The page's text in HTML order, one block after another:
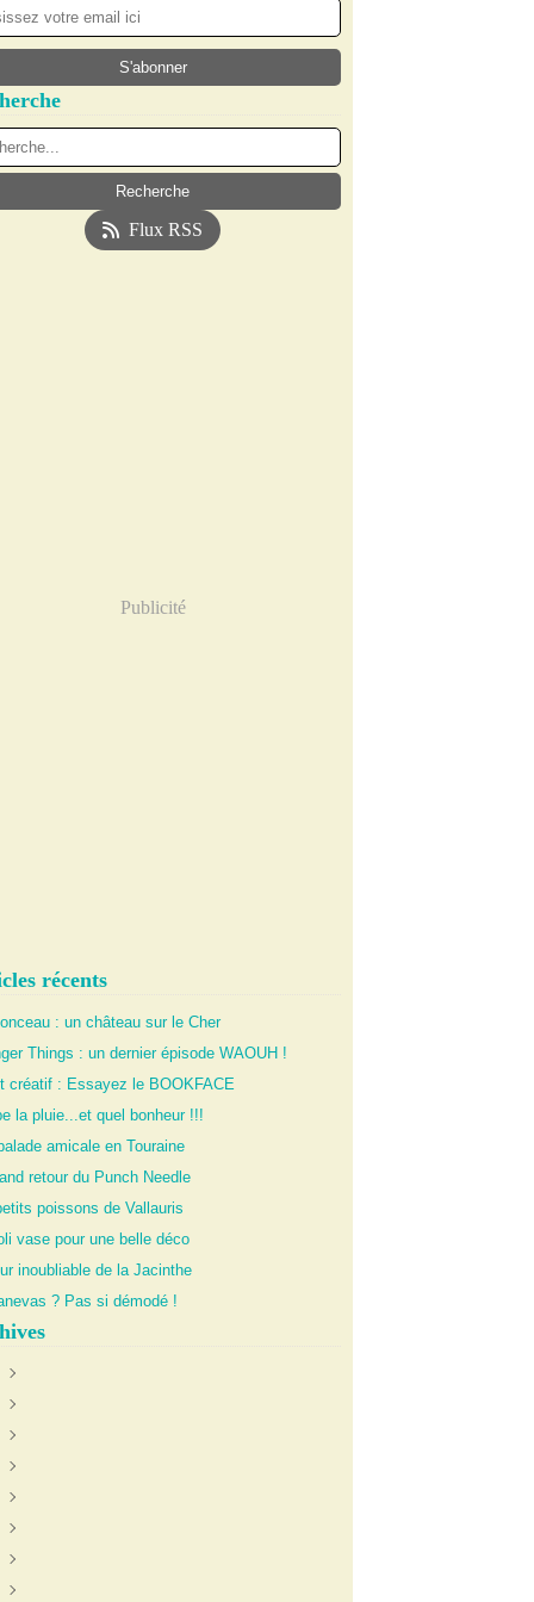
Flux RSS
Publicité
récents
: un château sur le Cher
Things : un dernier épisode WAOUH !
créatif : Essayez le BOOKFACE
la pluie...et quel bonheur !!!
amicale en Touraine
retour du Punch Needle
poissons de Vallauris
vase pour une belle déco
inoubliable de la Jacinthe
? Pas si démodé !